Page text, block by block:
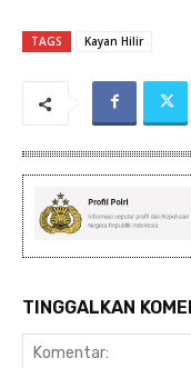
TAGS Kayan Hilir
TINGGALKAN